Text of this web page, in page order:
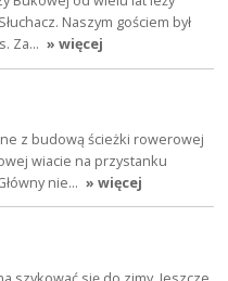
Naszym gościem był
Za… » więcej
z budową ścieżki rowerowej
wiacie na przystanku
nie… » więcej